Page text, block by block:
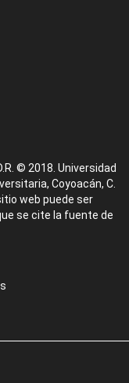
© 2018. Universidad
Coyoacán, C.
web puede ser
se cite la fuente de